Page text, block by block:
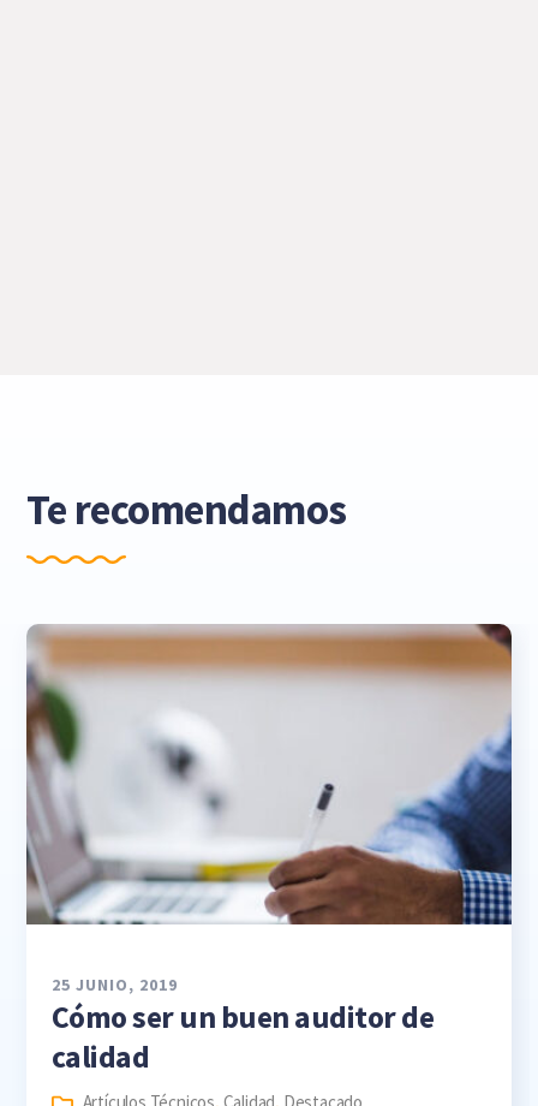
Te recomendamos
25 JUNIO, 2019
Cómo ser un buen auditor de
calidad